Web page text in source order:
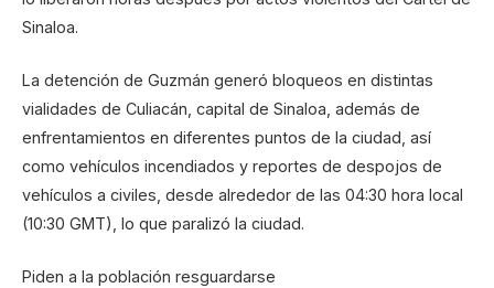
Sinaloa.
La detención de Guzmán generó bloqueos en distintas
vialidades de Culiacán, capital de Sinaloa, además de
enfrentamientos en diferentes puntos de la ciudad, así
como vehículos incendiados y reportes de despojos de
vehículos a civiles, desde alrededor de las 04:30 hora local
(10:30 GMT), lo que paralizó la ciudad.
Piden a la población resguardarse